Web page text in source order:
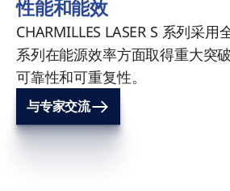
性能和能效
CHARMILLES LASER S 系列采
系列在能源效率方面取得重大突
可靠性和可重复性。
与专家交流